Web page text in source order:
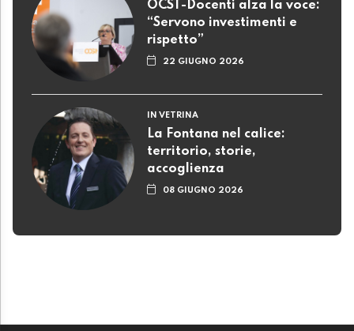
OCST-Docenti alza la voce:
“Servono investimenti e
rispetto”
22 GIUGNO 2026
IN VETRINA
La Fontana nel calice:
territorio, storie,
accoglienza
08 GIUGNO 2026